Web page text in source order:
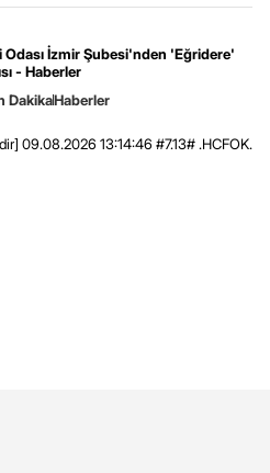
İzmir Şubesi'nden 'Eğridere'
- Haberler
DakikaHaberler
09.08.2026 13:14:46 #7.13# .HCFOK.